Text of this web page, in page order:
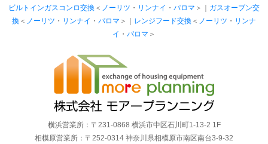
ビルトインガスコンロ交換 ＜ ノーリツ ・ リンナイ ・ パロマ ＞｜ ガスオーブン交
換 ＜ ノーリツ ・ リンナイ ・ パロマ ＞｜ レンジフード交換 ＜ ノーリツ ・ リンナ
イ ・ パロマ ＞
横浜営業所：〒231-0868 横浜市中区石川町1-13-2 1F
相模原営業所：〒252-0314 神奈川県相模原市南区南台3-9-32